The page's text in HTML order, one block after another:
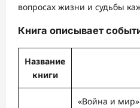
вопросах жизни и судьбы
Книга описывает
Название
книги
«Война и